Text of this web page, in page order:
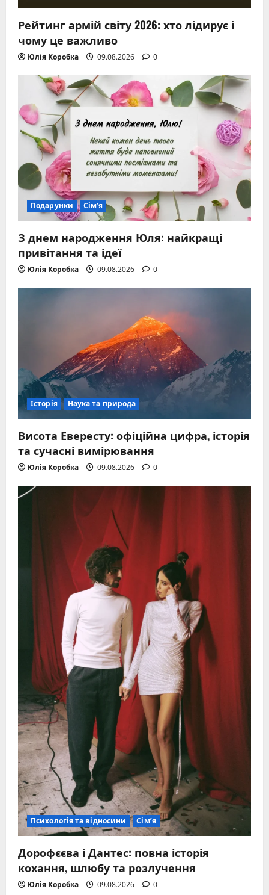
Рейтинг армій світу 2026: хто лідирує і
чому це важливо
Юлія Коробка 09.08.2026 0
Подарунки Сім’я
З днем народження Юля: найкращі
привітання та ідеї
Юлія Коробка 09.08.2026 0
Історія Наука та природа
Висота Евересту: офіційна цифра, історія
та сучасні вимірювання
Юлія Коробка 09.08.2026 0
Психологія та відносини Сім’я
Дорофєєва і Дантес: повна історія
кохання, шлюбу та розлучення
Юлія Коробка 09.08.2026 0